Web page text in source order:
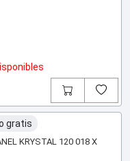
gratis
KRYSTAL 120 018 X